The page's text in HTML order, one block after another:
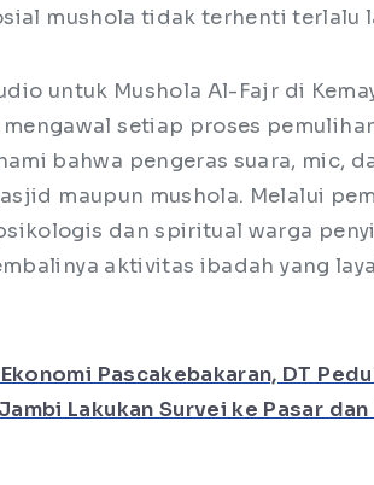
mushola tidak terhenti terlalu
untuk Mushola Al-Fajr di
setiap proses
bahwa pengeras suara, mic,
maupun mushola. Melalui
dan spiritual warga
aktivitas ibadah yang
Pascakebakaran, DT
Lakukan Survei ke Pasar